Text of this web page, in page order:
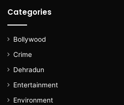
Categories
Bollywood
Crime
Dehradun
Entertainment
Environment